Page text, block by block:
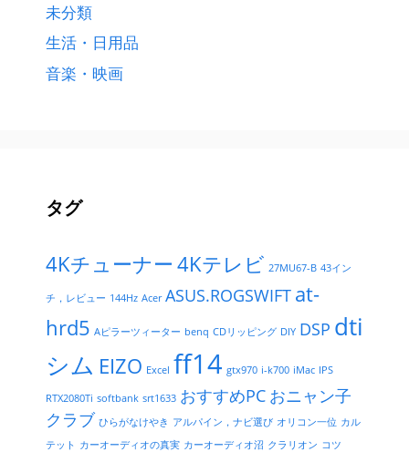
未分類
生活・日用品
音楽・映画
タグ
4Kチューナー4Kテレビ 27MU67-B 43イン
チ，レビュー 144Hz Acer ASUS.ROGSWIFT at-
hrd5 Aピラーツィーター benq CDリッピング DIY DSP dti
シム EIZO Excel ff14 gtx970 i-k700 iMac IPS
RTX2080Ti softbank srt1633 おすすめPC おニャン子
クラブ ひらがなけやき アルパイン，ナビ選び オリコン一位 カル
テット カーオーディオの真実 カーオーディオ沼 クラリオン コツ